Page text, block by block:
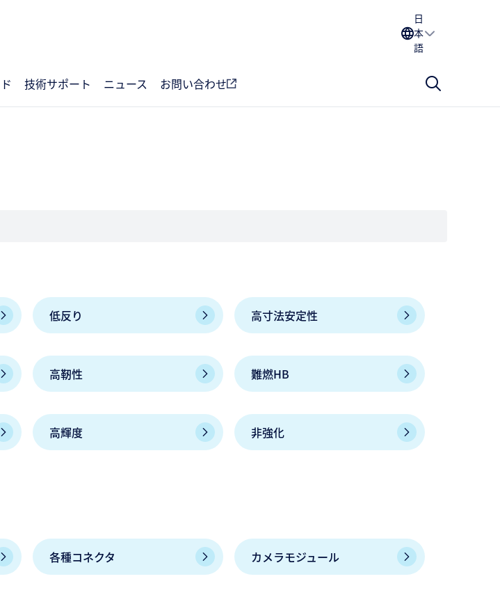
日
本
語
技術サポート ニュース お問い合わせ
低反り 高寸法安定性
高靭性 難燃HB
高輝度 非強化
各種コネクタ カメラモジュール